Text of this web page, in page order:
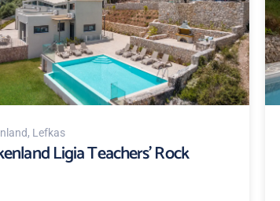
, Lefkas
Ligia Teachers' Rock